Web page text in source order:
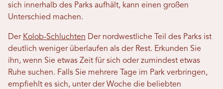
sich innerhalb des Parks aufhält, kann einen großen
Unterschied machen.
Der Kolob-Schluchten Der nordwestliche Teil des Parks ist
deutlich weniger überlaufen als der Rest. Erkunden Sie
ihn, wenn Sie etwas Zeit für sich oder zumindest etwas
Ruhe suchen. Falls Sie mehrere Tage im Park verbringen,
empfiehlt es sich, unter der Woche die beliebten